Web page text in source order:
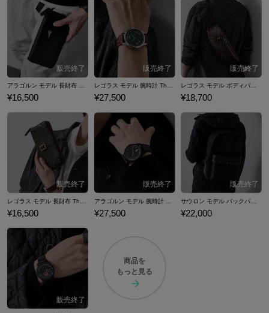
アラゴルン モデル 長財布 The Lord of the Rings ロード・オブ・ザ・リング
¥16,500
レゴラス モデル 腕時計 The Lord of the Rings ロード・オブ・ザ・リング
¥27,500
レゴラス モデル ボディバッグ The Lord of the Rings ロード・オブ・ザ・リング
¥18,700
¥16,500 ¥27,500 ¥22,000
商品を
もっと見る